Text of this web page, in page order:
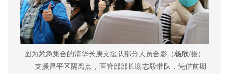
图为紧急集合的清华长庚支援队部分人员合影（杨欣/摄）
支援昌平区隔离点，医管部部长谢志毅带队，凭借前期